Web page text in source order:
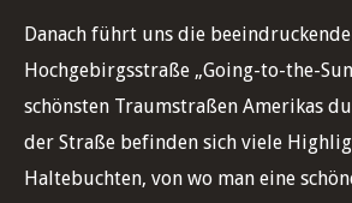
Danach führt uns die beeindruckende
Hochgebirgsstraße „Going-to-the-
schönsten Traumstraßen Amerikas
der Straße befinden sich viele
Haltebuchten, von wo man eine